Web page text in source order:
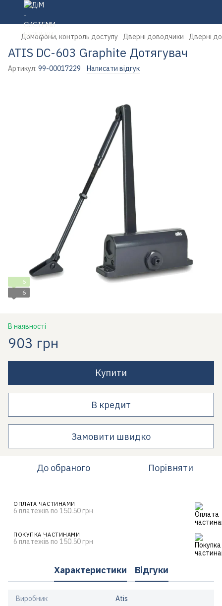
Домофони, контроль доступу Дверні доводчики Дверні
ATIS DC-603 Graphite Дотягувач
Артикул: 99-00017229 Написати відгук
6
6
В наявності
903 грн
Купити
В кредит
Замовити швидко
До обраного Порівняти
ОПЛАТА ЧАСТИНАМИ
6 платежів по 150.50 грн
ПОКУПКА ЧАСТИНАМИ
6 платежів по 150.50 грн
Характеристики Відгуки
Виробник Atis